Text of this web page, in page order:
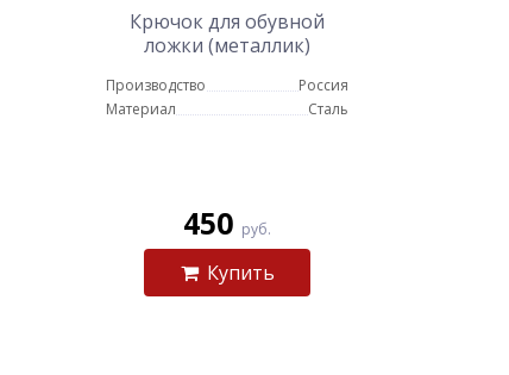
Крючок для обувной
ложки (металлик)
Производство
Россия
Материал
Сталь
450 руб.
Купить